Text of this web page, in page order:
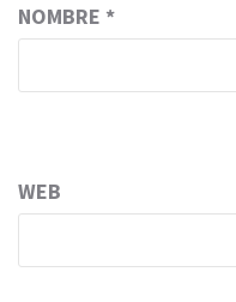
NOMBRE *
WEB